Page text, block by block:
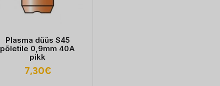
Plasma düüs S45
põletile 0,9mm 40A
pikk
7,30€